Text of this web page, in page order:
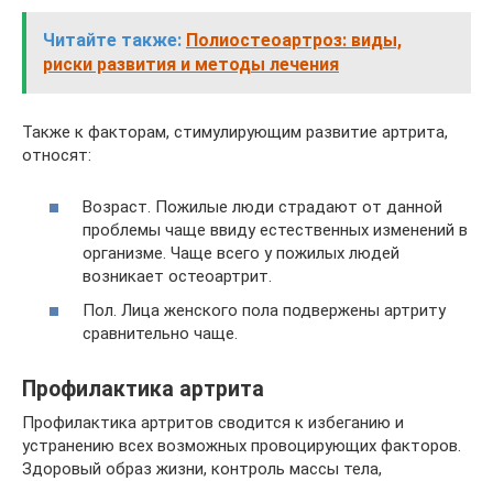
Читайте также: Полиостеоартроз: виды,
риски развития и методы лечения
Также к факторам, стимулирующим развитие артрита,
относят:
Возраст. Пожилые люди страдают от данной
проблемы чаще ввиду естественных изменений в
организме. Чаще всего у пожилых людей
возникает остеоартрит.
Пол. Лица женского пола подвержены артриту
сравнительно чаще.
Профилактика артрита
Профилактика артритов сводится к избеганию и
устранению всех возможных провоцирующих факторов.
Здоровый образ жизни, контроль массы тела,